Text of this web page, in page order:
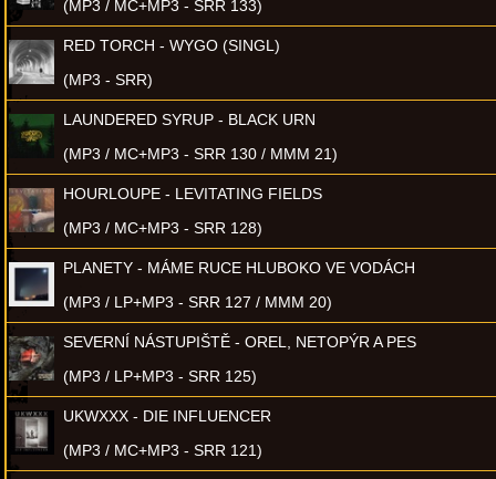
(MP3 / MC+MP3 - SRR 133)
RED TORCH - WYGO (SINGL)
(MP3 - SRR)
LAUNDERED SYRUP - BLACK URN
(MP3 / MC+MP3 - SRR 130 / MMM 21)
HOURLOUPE - LEVITATING FIELDS
(MP3 / MC+MP3 - SRR 128)
PLANETY - MÁME RUCE HLUBOKO VE VODÁCH
(MP3 / LP+MP3 - SRR 127 / MMM 20)
SEVERNÍ NÁSTUPIŠTĚ - OREL, NETOPÝR A PES
(MP3 / LP+MP3 - SRR 125)
UKWXXX - DIE INFLUENCER
(MP3 / MC+MP3 - SRR 121)